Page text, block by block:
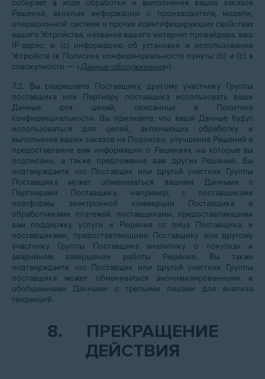
собирает в ходе обработки и выполнения ваших заказов
Решений, включая информацию о производителе, модели,
операционной системе и прочих идентифицирующих свойствах
вашего Устройства, название вашего интернет-провайдера, ваш
IP-адрес; и (с) информацию об установке и использовании
Устройств (в Политике конфиденциальности пункты (b) и (с) в
совокупности — «Данные обслуживания»).
7.2. Вы разрешаете Поставщику, другому участнику Группы
поставщика или Партнеру поставщика использовать ваши
Данные для целей, описанных в Политике
конфиденциальности. Вы признаете, что ваши Данные будут
использоваться для целей, включающих обработку и
выполнение ваших заказов на Подписки, улучшение Решений и
предоставление вам информации о Решениях, на которые вы
подписаны, а также предложение вам других Решений. Вы
подтверждаете, что Поставщик или другой участник Группы
Поставщика может обмениваться вашими Данными с
Партнерами Поставщика, например, с поставщиками
платформы электронной коммерции Поставщика и
обработчиками платежей, поставщиками, предоставляющими
вам поддержку, услуги и Решения от лица Поставщика, и
поставщиками, предоставляющими Поставщику или другому
участнику Группы Поставщика аналитику о покупках и
аварийном завершении работы Решения. Вы также
подтверждаете, что Поставщик или другой участник Группы
поставщика может обмениваться анонимизированными и
обобщенными Данными с третьими лицами для анализа
тенденций.
8.
ПРЕКРАЩЕНИЕ
ДЕЙСТВИЯ